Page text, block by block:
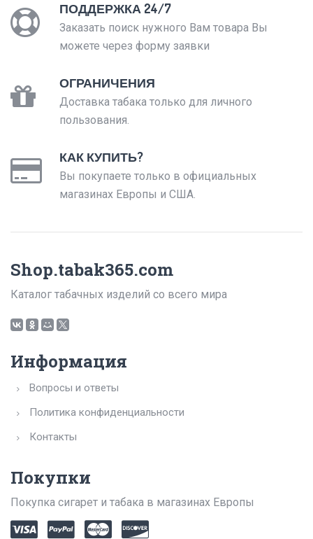
ПОДДЕРЖКА 24/7
Заказать поиск нужного Вам товара Вы
можете через форму заявки
ОГРАНИЧЕНИЯ
Доставка табака только для личного
пользования.
КАК КУПИТЬ?
Вы покупаете только в официальных
магазинах Европы и США.
Shop.tabak365.com
Каталог табачных изделий со всего мира
Информация
Вопросы и ответы
Политика конфиденциальности
Контакты
Покупки
Покупка сигарет и табака в магазинах Европы